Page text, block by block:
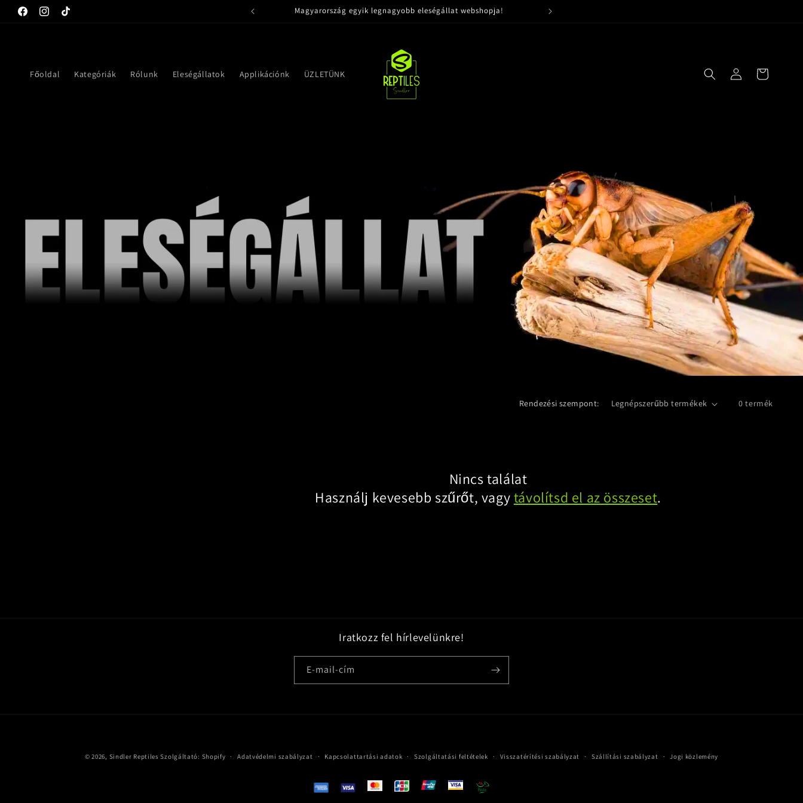
Ugrás a
tartalomhoz
FacebookInstagram
TikTok
Magyarország egyik legnagyobb eleségállat webshopja!
Főoldal Kategóriák Rólunk Eleségállatok Applikációnk ÜZLETÜNK BejelentkezésKosár
Rendezési szempont: 0 termék
Nincs találat
Használj kevesebb szűrőt, vagytávolítsd el az összeset.
Iratkozz fel hírlevelünkre!
E-mail-cím
© 2026, Sindler Reptiles Szolgáltató: Shopify Adatvédelmi szabályzat Kapcsolattartási adatok Szolgáltatási feltételek Visszatérítési szabályzat Szállítási szabályzat Jogi közlemény